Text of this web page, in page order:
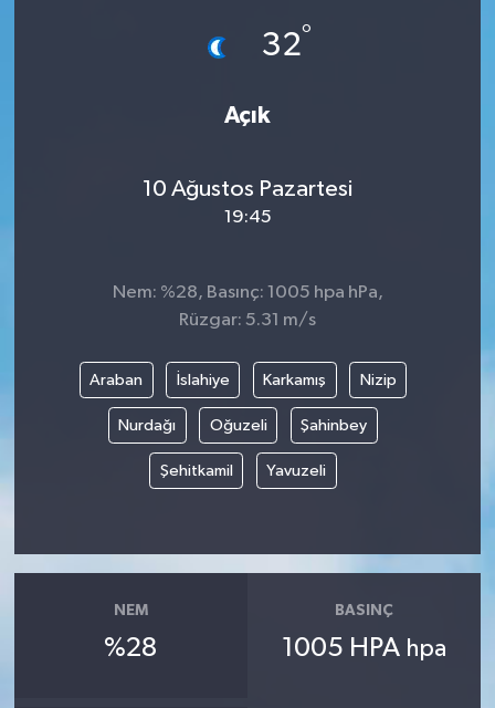
32°
Açık
10 Ağustos Pazartesi
19:45
Nem: %28, Basınç: 1005 hpa hPa,
Rüzgar: 5.31 m/s
Araban İslahiye Karkamış Nizip
Nurdağı Oğuzeli Şahinbey
Şehitkamil Yavuzeli
NEM
%28
BASINÇ
1005 HPA hpa